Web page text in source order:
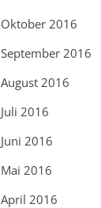
Oktober 2016
September 2016
August 2016
Juli 2016
Juni 2016
Mai 2016
April 2016